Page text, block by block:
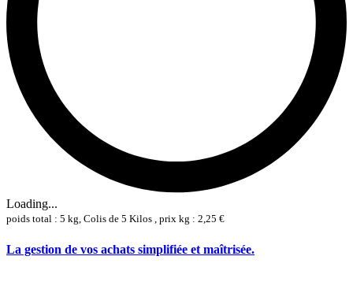
Loading...
poids total : 5 kg, Colis de 5 Kilos , prix kg : 2,25 €
La gestion de vos achats simplifiée et maîtrisée.